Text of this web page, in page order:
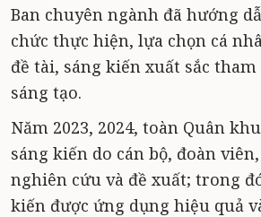
Ban chuyên ngành đã hướng
chức thực hiện, lựa chọn cá
đề tài, sáng kiến xuất sắc
sáng tạo.
Năm 2023, 2024, toàn Quân
sáng kiến do cán bộ, đoàn
nghiên cứu và đề xuất; trong
kiến được ứng dụng hiệu quả